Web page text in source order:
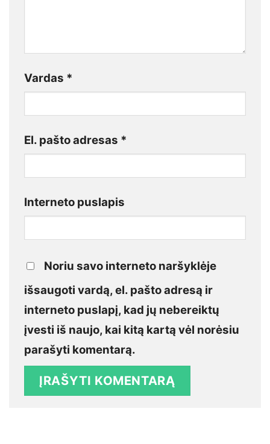
Vardas *
El. pašto adresas *
Interneto puslapis
Noriu savo interneto naršyklėje
išsaugoti vardą, el. pašto adresą ir
interneto puslapį, kad jų nebereiktų
įvesti iš naujo, kai kitą kartą vėl norėsiu
parašyti komentarą.